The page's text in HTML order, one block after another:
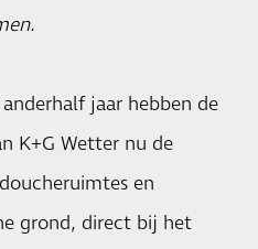
jaar hebben de
K+G Wetter nu de
en
grond, direct bij het